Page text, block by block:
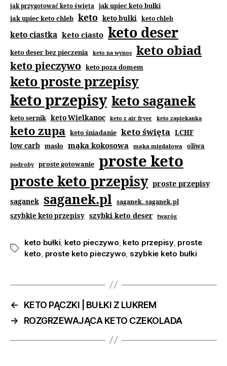
jak przygotować keto święta jak upiec keto bułki
jak upiec keto chleb keto keto bułki keto chleb
keto ciastka keto ciasto keto deser
keto deser bez pieczenia keto na wynos keto obiad
keto pieczywo keto poza domem
keto proste przepisy
keto przepisy keto saganek
keto sernik keto Wielkanoc keto z air fryer keto zapiekanka
keto zupa keto śniadanie keto święta LCHF
low carb masło mąka kokosowa mąka migdałowa oliwa
podroby proste gotowanie proste keto
proste keto przepisy proste przepisy
saganek saganek.pl saganek. saganek.pl
szybkie keto przepisy szybki keto deser twaróg
keto bułki keto pieczywo keto przepisy, proste
keto proste keto pieczywo szybkie keto bułki
←
KETO PĄCZKI | BUŁKI Z LUKREM
→
ROZGRZEWAJĄCA KETO CZEKOLADA